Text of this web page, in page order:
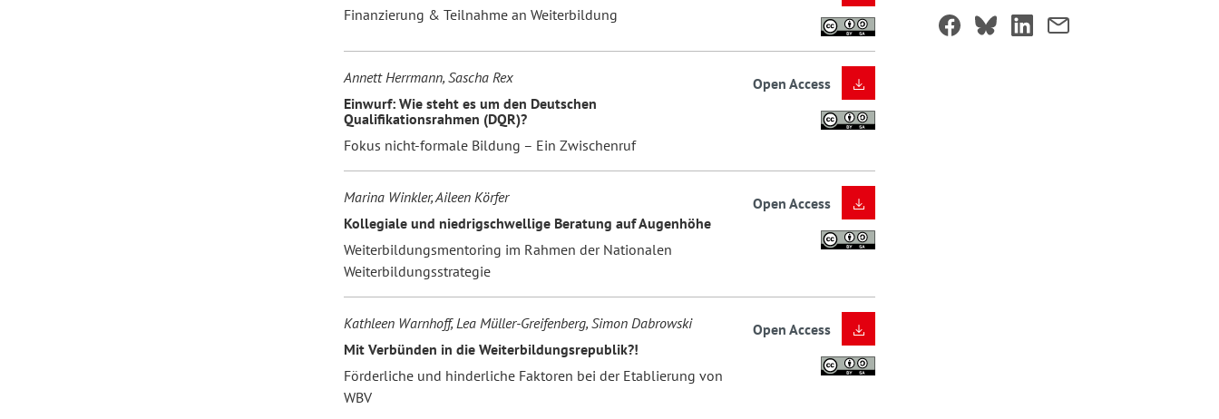
Finanzierung & Teilnahme an Weiterbildung
Annett Herrmann, Sascha Rex
Einwurf: Wie steht es um den Deutschen
Qualifikationsrahmen (DQR)?
Fokus nicht-formale Bildung – Ein Zwischenruf
Open Access
Marina Winkler, Aileen Körfer
Kollegiale und niedrigschwellige Beratung auf Augenhöhe
Weiterbildungsmentoring im Rahmen der Nationalen
Weiterbildungsstrategie
Open Access
Kathleen Warnhoff, Lea Müller-Greifenberg, Simon Dabrowski
Mit Verbünden in die Weiterbildungsrepublik?!
Förderliche und hinderliche Faktoren bei der Etablierung von
WBV
Open Access